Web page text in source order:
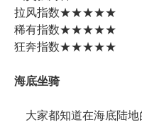
拉风指数★★★★★
稀有指数★★★★★
狂奔指数★★★★★
海底坐骑
大家都知道在海底陆地